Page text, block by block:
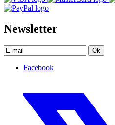
Newsletter
Ok
Facebook